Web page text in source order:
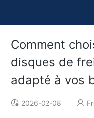
Comment
disques de
adapté à vos
2026-02-08